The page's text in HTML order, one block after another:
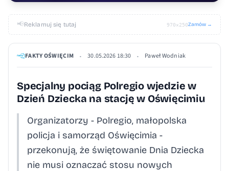
📢Reklamuj się tutaj 970×250Zamów →
FAKTY OŚWIĘCIM • 30.05.2026 18:30 • Paweł Wodniak
Specjalny pociąg Polregio wjedzie w
Dzień Dziecka na stację w Oświęcimiu
Organizatorzy - Polregio, małopolska
policja i samorząd Oświęcimia -
przekonują, że świętowanie Dnia Dziecka
nie musi oznaczać stosu nowych